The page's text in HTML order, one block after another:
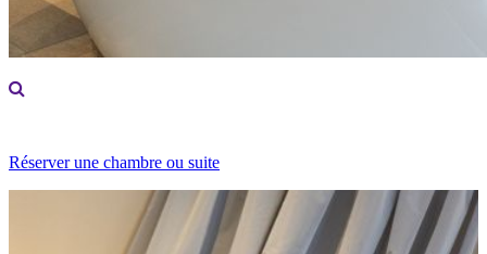
Réserver une chambre ou suite